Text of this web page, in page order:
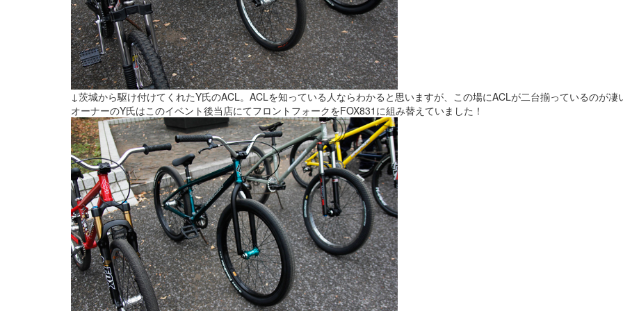
↓茨城から駆け付けてくれたY氏のACL。ACLを知っている人ならわかると思いますが、この場にACLが二台揃っているのが凄
オーナーのY氏はこのイベント後当店にてフロントフォークをFOX831に組み替えていました！